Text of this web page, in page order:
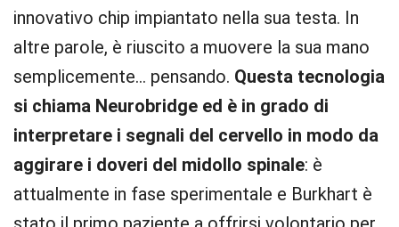
innovativo chip impiantato nella sua testa. In
altre parole, è riuscito a muovere la sua mano
semplicemente… pensando. Questa tecnologia
si chiama Neurobridge ed è in grado di
interpretare i segnali del cervello in modo da
aggirare i doveri del midollo spinale: è
attualmente in fase sperimentale e Burkhart è